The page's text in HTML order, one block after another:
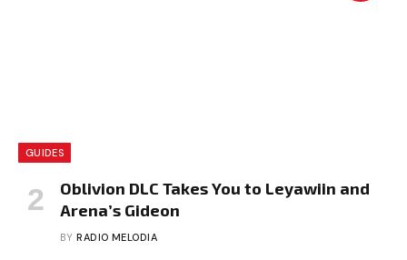
GUIDES
Oblivion DLC Takes You to Leyawiin and
Arena’s Gideon
BY RADIO MELODIA